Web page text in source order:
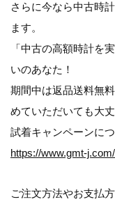
さらに今なら中古時
ます。
「中古の高額時計を
いのあなた！
期間中は返品送料無
めていただいても大丈
試着キャンペーンに
https://www.gmt-
ご注文方法やお支払